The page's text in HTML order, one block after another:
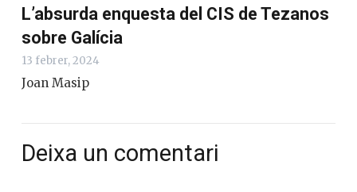
L’absurda enquesta del CIS de Tezanos
sobre Galícia
13 febrer, 2024
Joan Masip
Deixa un comentari